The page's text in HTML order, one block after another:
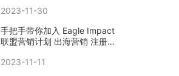
2023-11-30
手把手带你加入 Eagle Impact
联盟营销计划 出海营销 注册教
2023-11-11